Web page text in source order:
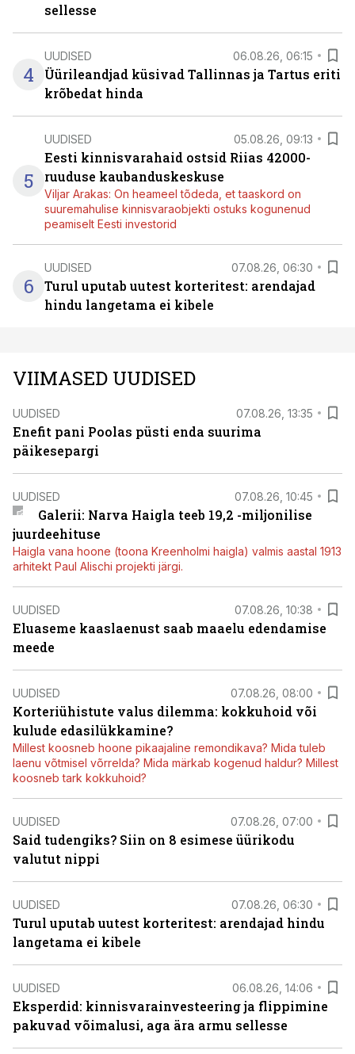
sellesse
4
UUDISED 06.08.26, 06:15
Üürileandjad küsivad Tallinnas ja Tartus eriti
krõbedat hinda
5
UUDISED 05.08.26, 09:13
Eesti kinnisvarahaid ostsid Riias 42000-
ruuduse kaubanduskeskuse
Viljar Arakas: On heameel tõdeda, et taaskord on
suuremahulise kinnisvaraobjekti ostuks kogunenud
peamiselt Eesti investorid
6
UUDISED 07.08.26, 06:30
Turul uputab uutest korteritest: arendajad
hindu langetama ei kibele
VIIMASED UUDISED
UUDISED 07.08.26, 13:35
Enefit pani Poolas püsti enda suurima
päikesepargi
UUDISED 07.08.26, 10:45
Galerii: Narva Haigla teeb 19,2 -miljonilise
juurdeehituse
Haigla vana hoone (toona Kreenholmi haigla) valmis aastal 1913
arhitekt Paul Alischi projekti järgi.
UUDISED 07.08.26, 10:38
Eluaseme kaaslaenust saab maaelu edendamise
meede
UUDISED 07.08.26, 08:00
Korteriühistute valus dilemma: kokkuhoid või
kulude edasilükkamine?
Millest koosneb hoone pikaajaline remondikava? Mida tuleb
laenu võtmisel võrrelda? Mida märkab kogenud haldur? Millest
koosneb tark kokkuhoid?
UUDISED 07.08.26, 07:00
Said tudengiks? Siin on 8 esimese üürikodu
valutut nippi
UUDISED 07.08.26, 06:30
Turul uputab uutest korteritest: arendajad hindu
langetama ei kibele
UUDISED 06.08.26, 14:06
Eksperdid: kinnisvarainvesteering ja flippimine
pakuvad võimalusi, aga ära armu sellesse